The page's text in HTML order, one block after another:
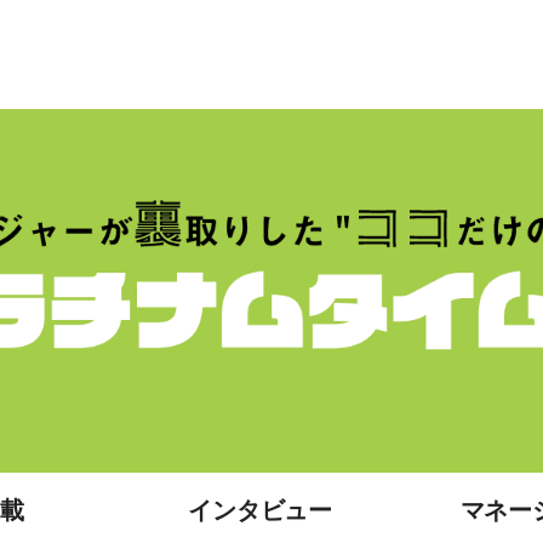
インタビュー マネー